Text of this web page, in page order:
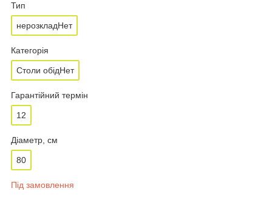
Тип
нерозкладНет
Категорія
Столи обідНет
Гарантійний термін
12
Діаметр, см
80
Під замовлення